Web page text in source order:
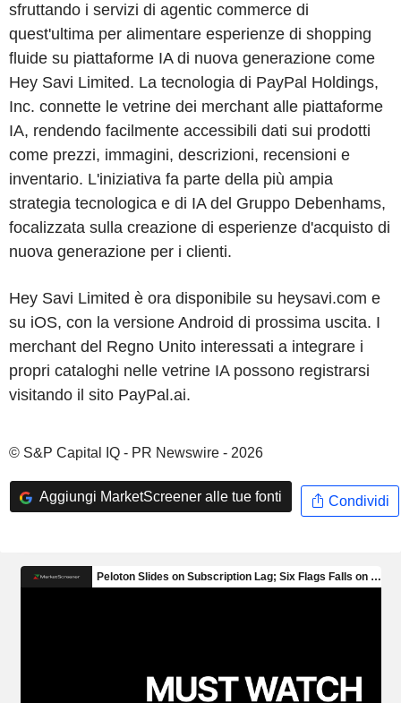
sfruttando i servizi di agentic commerce di
quest'ultima per alimentare esperienze di shopping
fluide su piattaforme IA di nuova generazione come
Hey Savi Limited. La tecnologia di PayPal Holdings,
Inc. connette le vetrine dei merchant alle piattaforme
IA, rendendo facilmente accessibili dati sui prodotti
come prezzi, immagini, descrizioni, recensioni e
inventario. L'iniziativa fa parte della più ampia
strategia tecnologica e di IA del Gruppo Debenhams,
focalizzata sulla creazione di esperienze d'acquisto di
nuova generazione per i clienti.
Hey Savi Limited è ora disponibile su heysavi.com e
su iOS, con la versione Android di prossima uscita. I
merchant del Regno Unito interessati a integrare i
propri cataloghi nelle vetrine IA possono registrarsi
visitando il sito PayPal.ai.
© S&P Capital IQ - PR Newswire - 2026
Aggiungi MarketScreener alle tue fonti Condividi